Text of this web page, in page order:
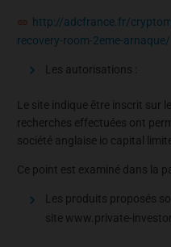
http://adcfrance.fr/
recovery-room-2eme-arnaque/
Les autorisations :
Le site indique être inscrit sur
recherches effectuées ont
société anglaise io capital
Ce point est examiné dans la
Les produits proposés
site www.private-